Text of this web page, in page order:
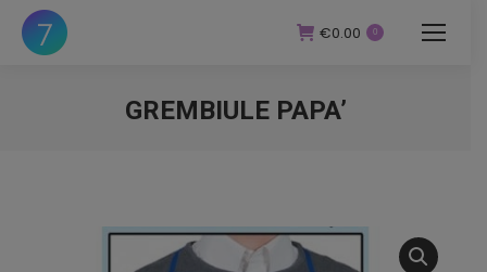
€0.00 0
GREMBIULE PAPA’